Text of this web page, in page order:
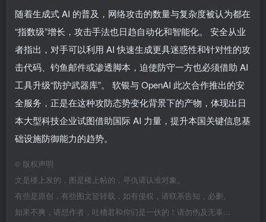
随着生成式 AI 的普及，网络攻击的数量与复杂度被认为都在
“指数级”增长，攻击手法也日趋自动化和智能化。 安全从业
者指出，对手可以利用 AI 快速生成更具迷惑性和针对性的攻
击代码、钓鱼邮件或渗透脚本，迫使防守一方也必须借助 AI
工具升级“防护武器库”。 软银与 OpenAI 此次合作推出的安
全服务，正是在这种攻防态势变化背景下的产物，体现出日
本大型科技企业试图借助国际 AI 力量，提升本国关键信息基
础设施防御能力的趋势。
© 版权声明
文是楼上发的，图是楼上帖的，寻仇请认准对象。
有些是原创，有些图文皆转载，如有侵权，请联系告知，必删。
如果不爽，请怼作者，吐槽君和你们是一伙的！请勿伤及无辜...